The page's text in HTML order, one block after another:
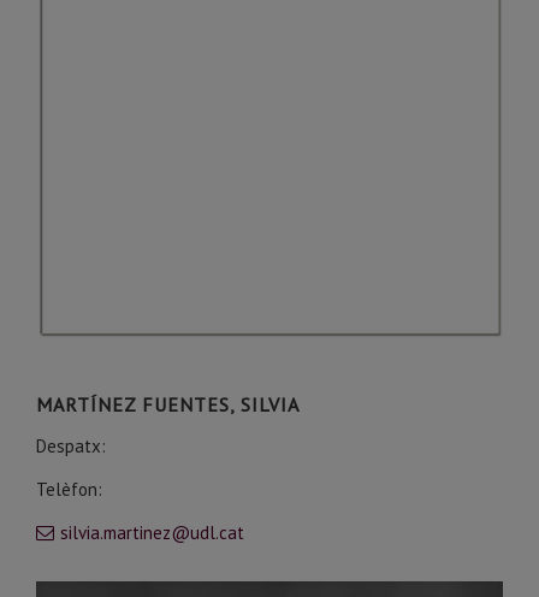
MARTÍNEZ FUENTES, SILVIA
Despatx:
Telèfon:
silvia.martinez@udl.cat